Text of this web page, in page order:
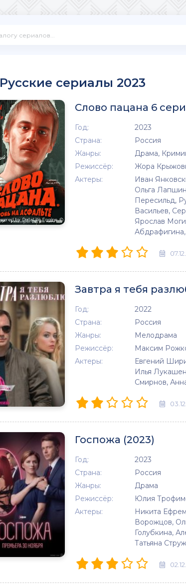
Русские сериалы 2023
Слово пацана 6
Год:
2023
Страна:
Россия
Жанры:
Драма,
Режиссёр:
Жора
Актеры:
Иван
Ольга
Пересильд,
Васильев,
Ярослав
Завтра я тебя
Год:
2022
Страна:
Россия
Жанры:
Мелодрама
Режиссёр:
Максим
Актеры:
Евгений
Илья
Смирнов,
Госпожа (2023)
Год:
2023
Страна:
Россия
Жанры:
Драма
Режиссёр:
Юлия
Актеры:
Никита
Ворожцов,
Голубкина,
Татьяна